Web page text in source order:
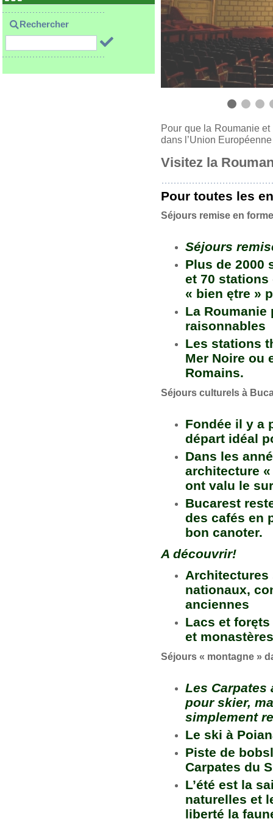
Rechercher
Pour que la Roumanie
dans l’Union
Visitez la
Pour toutes les
Séjours remise en
Séjours
Plus de 2000
et 70 stations
« bien ętre »
La Roumanie
raisonnables
Les stations
Mer Noire ou
Romains.
Séjours culturels à
Fondée il y a
départ idéal
Dans les
architecture
ont valu le
Bucarest
des cafés en
bon canoter.
A découvrir!
Architectures
nationaux,
anciennes
Lacs et
et
Séjours « montagne »
Les Carpates
pour skier,
simplement
Le ski à
Piste de
Carpates du
L’été est la
naturelles et
liberté la